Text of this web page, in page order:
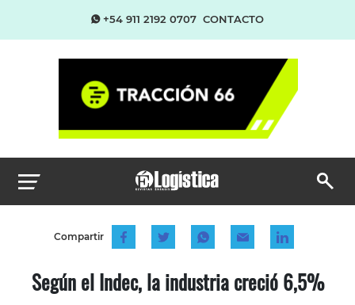
+54 911 2192 0707 CONTACTO
Compartir
Según el Indec, la industria creció 6,5%